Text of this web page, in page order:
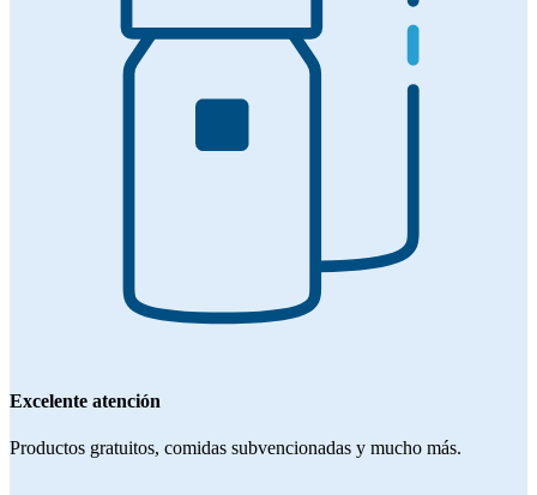
Excelente atención
Productos gratuitos, comidas subvencionadas y mucho más.